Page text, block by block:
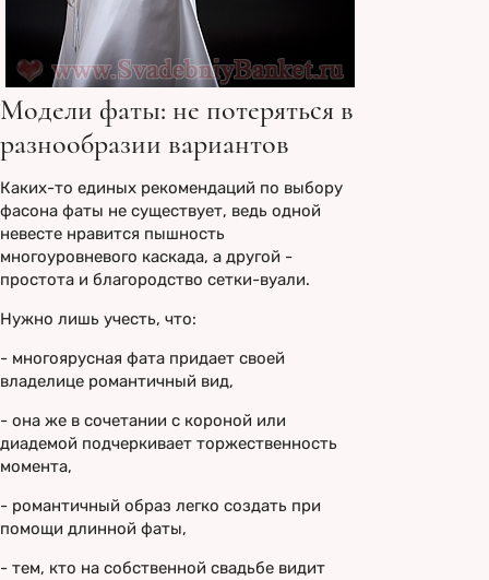
Модели фаты: не потеряться в
разнообразии вариантов
Каких-то единых рекомендаций по выбору
фасона фаты не существует, ведь одной
невесте нравится пышность
многоуровневого каскада, а другой -
простота и благородство сетки-вуали.
Нужно лишь учесть, что:
- многоярусная фата придает своей
владелице романтичный вид,
- она же в сочетании с короной или
диадемой подчеркивает торжественность
момента,
- романтичный образ легко создать при
помощи длинной фаты,
- тем, кто на собственной свадьбе видит